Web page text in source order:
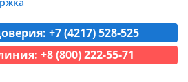
+7 (4217) 528-525
+8 (800) 222-55-71